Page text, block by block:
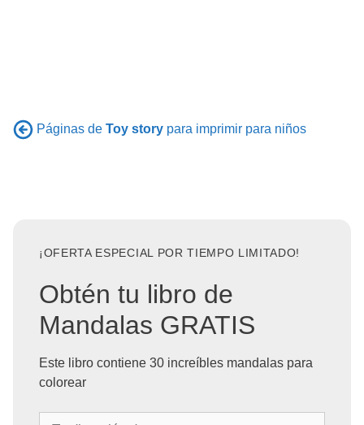
Páginas de Toy story para imprimir para niños
¡OFERTA ESPECIAL POR TIEMPO LIMITADO!
Obtén tu libro de
Mandalas GRATIS
Este libro contiene 30 increíbles mandalas para
colorear